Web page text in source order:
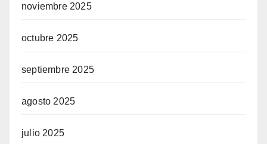
noviembre 2025
octubre 2025
septiembre 2025
agosto 2025
julio 2025